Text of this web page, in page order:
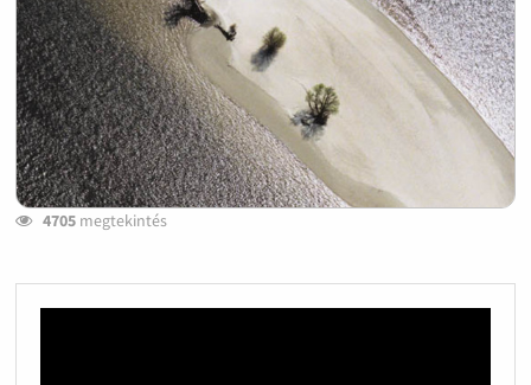
4705megtekintés